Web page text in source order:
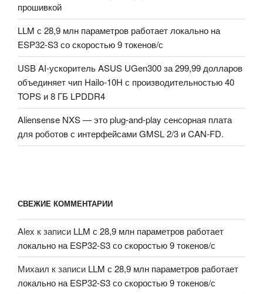
прошивкой
LLM с 28,9 млн параметров работает локально на
ESP32-S3 со скоростью 9 токенов/с
USB AI-ускоритель ASUS UGen300 за 299,99 долларов
объединяет чип Hailo-10H с производительностью 40
TOPS и 8 ГБ LPDDR4
Aliensense NXS — это plug-and-play сенсорная плата
для роботов с интерфейсами GMSL 2/3 и CAN-FD.
СВЕЖИЕ КОММЕНТАРИИ
Alex к записи LLM с 28,9 млн параметров работает
локально на ESP32-S3 со скоростью 9 токенов/с
Михаил к записи LLM с 28,9 млн параметров работает
локально на ESP32-S3 со скоростью 9 токенов/с